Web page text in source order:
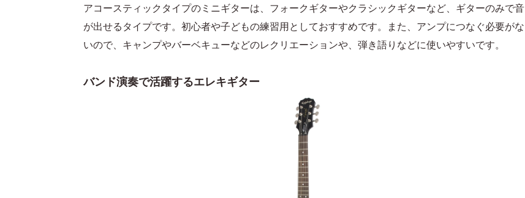
アコースティックタイプのミニギターは、フォークギターやクラシックギターなど、ギターのみで音
が出せるタイプです。初心者や子どもの練習用としておすすめです。また、アンプにつなぐ必要がな
いので、キャンプやバーベキューなどのレクリエーションや、弾き語りなどに使いやすいです。
バンド演奏で活躍するエレキギター